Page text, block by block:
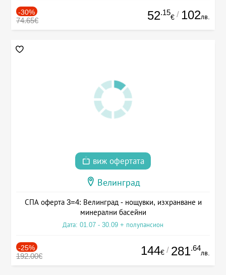
-30%
74.65€ 52.15
€ / 102лв.
виж офертата
Велинград
СПА оферта 3=4: Велинград - нощувки, изхранване и
минерални басейни
Дата: 01.07 - 30.09 + полупансион
-25%
192.00€ 144€ / 281.64
лв.